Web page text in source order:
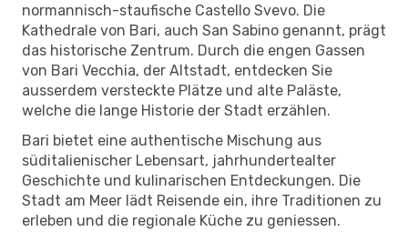
normannisch-staufische Castello Svevo. Die
Kathedrale von Bari, auch San Sabino genannt, prägt
das historische Zentrum. Durch die engen Gassen
von Bari Vecchia, der Altstadt, entdecken Sie
ausserdem versteckte Plätze und alte Paläste,
welche die lange Historie der Stadt erzählen.
Bari bietet eine authentische Mischung aus
süditalienischer Lebensart, jahrhundertealter
Geschichte und kulinarischen Entdeckungen. Die
Stadt am Meer lädt Reisende ein, ihre Traditionen zu
erleben und die regionale Küche zu geniessen.